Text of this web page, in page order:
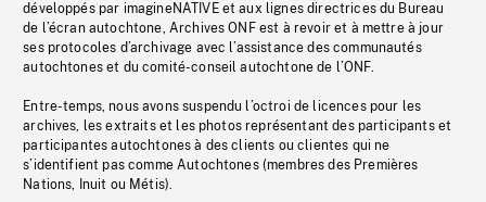
développés par imagineNATIVE et aux lignes directrices du Bureau
de l’écran autochtone, Archives ONF est à revoir et à mettre à jour
ses protocoles d’archivage avec l’assistance des communautés
autochtones et du comité-conseil autochtone de l’ONF.
Entre-temps, nous avons suspendu l’octroi de licences pour les
archives, les extraits et les photos représentant des participants et
participantes autochtones à des clients ou clientes qui ne
s’identifient pas comme Autochtones (membres des Premières
Nations, Inuit ou Métis).